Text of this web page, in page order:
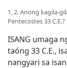
1, 2. Anong kagila-
Pentecostes 33 C.E.?
ISANG umaga
taóng 33 C.E.,
nangyari sa